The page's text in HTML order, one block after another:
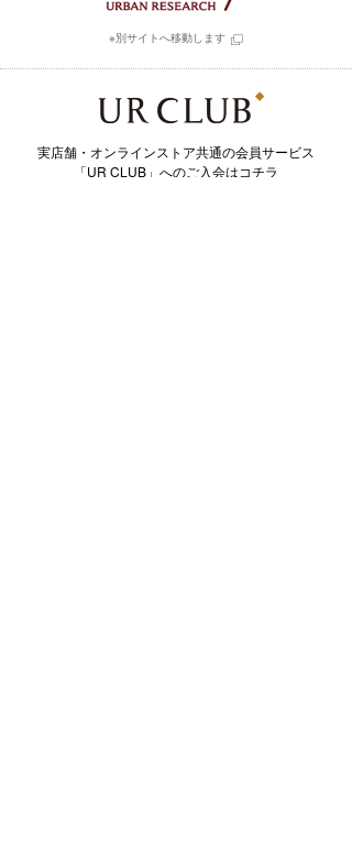
※別サイトへ移動します
実店舗・オンラインストア共通の会員サービス
「UR CLUB」へのご入会はコチラ